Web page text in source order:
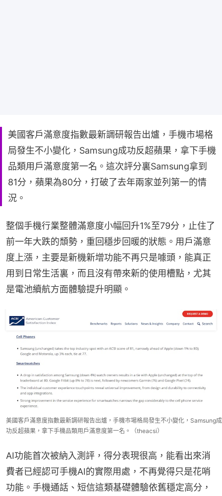
美國客戶滿意度指數最新調研報告出爐，手機市場格
局發生不小變化，Samsung成功反超蘋果，拿下手機
品類用戶滿意度第一名。這次評分裏Samsung拿到
81分，蘋果為80分，打破了去年兩家並列第一的情
況。
整個手機行業整體滿意度小幅回升1%至79分，止住了
前一年大跌的頹勢，重回穩步回暖的狀態。用戶滿意
度上漲，主要是新機新增功能不再只是噱頭，能真正
用到日常生活裏，而且沒有帶來新的使用槽點，尤其
是電池續航方面體驗提升明顯。
美國客戶滿意度指數最新調研報告出爐，手機市場格局發生不小變化，Samsung成
功反超蘋果，拿下手機品類用戶滿意度第一名。（theacsi）
AI功能首次被納入測評，得分表現很高，能看出來消
費者已經認可手機AI的實際用處，不再覺得只是花哨
功能。手機通話、短信這類基礎體驗依舊穩定高分，